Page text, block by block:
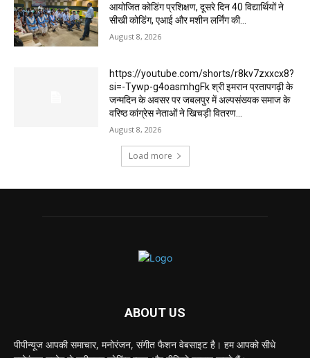
आयोजित कोडिंग प्रशिक्षण, दूसरे दिन 40 विद्यार्थियों ने
सीखी कोडिंग, एआई और मशीन लर्निंग की...
August 8, 2026
https://youtube.com/shorts/r8kv7zxxcx8?
si=-Tywp-g4oasmhgFk श्री इमरान प्रतापगढ़ी के
जन्मदिन के अवसर पर जबलपुर में अल्पसंख्यक समाज के
वरिष्ठ कांग्रेस नेताओं ने खिचड़ी वितरण...
August 8, 2026
Load more
ABOUT US
पीपीन्यूज आपकी समाचार, मनोरंजन, संगीत फैशन वेबसाइट है। हम आपको सीधे